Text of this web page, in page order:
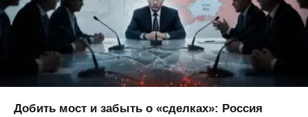
Добить мост и забыть о «сделках»: Россия